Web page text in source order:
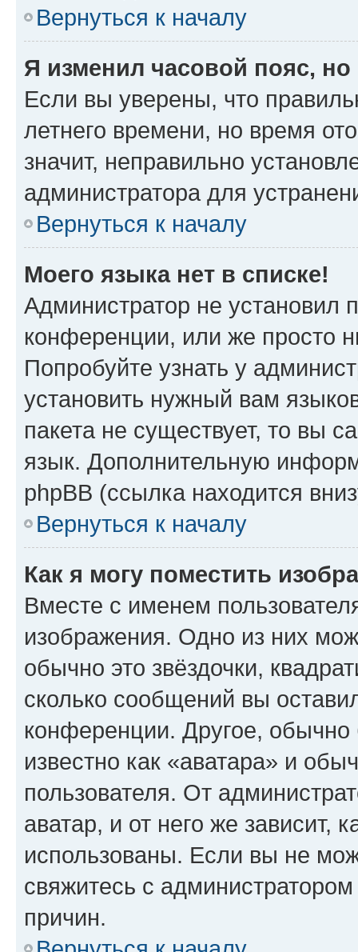
Вернуться к началу
Я изменил часовой пояс,
Если вы уверены, что
летнего времени, но время
значит, неправильно
администратора для
Вернуться к началу
Моего языка нет в списке!
Администратор не установил
конференции, или же просто
Попробуйте узнать у
установить нужный вам
пакета не существует, то вы
язык. Дополнительную
phpBB (ссылка находится
Вернуться к началу
Как я могу поместить
Вместе с именем
изображения. Одно из них
обычно это звёздочки,
сколько сообщений вы
конференции. Другое,
известно как «аватара» и
пользователя. От
аватар, и от него же зависит,
использованы. Если вы не
свяжитесь с
причин.